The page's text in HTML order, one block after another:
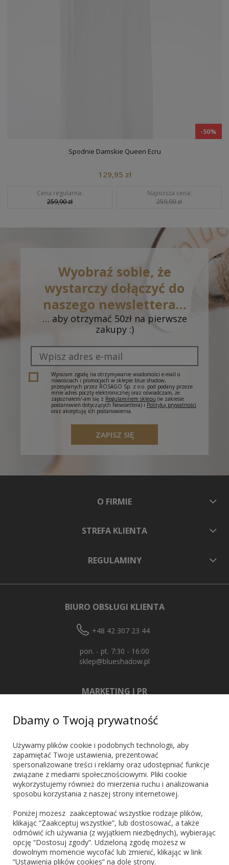
-50%
Spodnie Damskie Queen Ecru
129,95 zł
Cena regularna:
259,90 zł
Najniższa cena:
259,90 zł
Wyobraź sobie, że
wystarczy dołączyć do
naszego newslettera…
… aby otrzymać 50zł na pierwsze
zakupy :)
Wyrażam zgodę na otrzymywanie wiadomości e-mail o
nowościach i promocjach w sklepie blue shadow,
przesyłanych przez ROSAGO Sp. z o.o. pod podany przeze
mnie adres poczty elektronicznej oraz oświadczam, że
zapoznałem/-am się z Regulaminem sklepu (w zakresie
postanowień dotyczących Newslettera) i Polityką prywatności
oraz akceptuję ich postanowienia.
ZAPISZ SIĘ
O FIRMIE
STREFA KLIENTA
REGULAMINY
BIURO OBSŁUGI KLIENTA
+48 42 307 23 44
pon. - pt. 7:30 - 16:00
sklep@blueshadow.pl
MARKETING I PR
+48 603 721 635
ZNAJDŹ NAS
PŁATNOŚCI
Blik PayPo Visa
Dbamy o Twoją prywatność
Używamy plików cookie i podobnych technologii, aby
zapamiętać Twoje ustawienia, prezentować
spersonalizowane treści i reklamy oraz udostępniać funkcje
związane z mediami społecznościowymi. Pliki cookie
wykorzystujemy również do mierzenia ruchu i analizowania
sposobu korzystania z naszej strony internetowej.
Poniżej możesz zaakceptować wszystkie rodzaje plików,
klikając “Zaakceptuj wszystkie”, lub dostosować, a także
odmówić ich używania (z wyjątkiem niezbędnych), wybierając
opcję “Dostosuj zgody”. Udzieloną zgodę możesz w
dowolnym momencie wycofać lub zmienić, klikając w link
“Ustawienia plików cookies” na dole strony.